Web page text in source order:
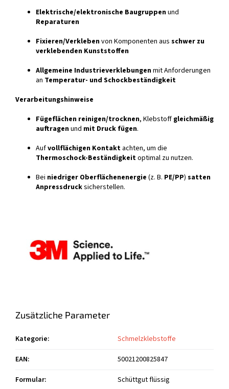
Elektrische/elektronische Baugruppenund
Reparaturen
Fixieren/Verklebenvon Komponenten aus schwer zu
verklebenden Kunststoffen
Allgemeine Industrieverklebungenmit Anforderungen
an Temperatur- und Schockbeständigkeit
Verarbeitungshinweise
Fügeflächen reinigen/trocknen, Klebstoff gleichmäßig
auftragenund mit Druck fügen.
Aufvollflächigen Kontakt achten, um die
Thermoschock-Beständigkeitoptimal zu nutzen.
Bei niedriger Oberflächenenergie (z. B. PE/PP) satten
Anpressdrucksicherstellen.
Zusätzliche Parameter
Kategorie:
Schmelzklebstoffe
EAN:
50021200825847
Formular:
Schüttgut flüssig